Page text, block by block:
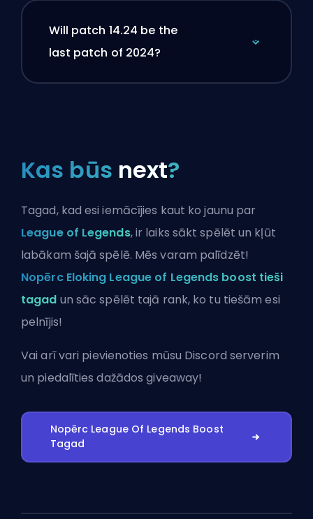
Will patch 14.24 be the
last patch of 2024?
Kas būs next?
Tagad, kad esi iemācījies kaut ko jaunu par
League of Legends, ir laiks sākt spēlēt un kļūt
labākam šajā spēlē. Mēs varam palīdzēt!
Nopērc Eloking League of Legends boost tieši
tagad un sāc spēlēt tajā rank, ko tu tiešām esi
pelnījis!
Vai arī vari pievienoties mūsu Discord serverim
un piedalīties dažādos giveaway!
Nopērc League Of Legends Boost
Tagad